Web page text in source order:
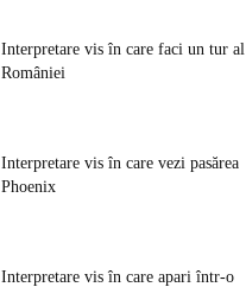
Interpretare vis în care faci un tur al
României
Interpretare vis în care vezi pasărea
Phoenix
Interpretare vis în care apari într-o